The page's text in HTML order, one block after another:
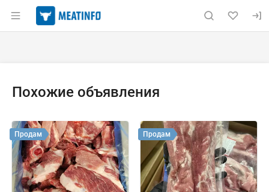
Раздел навигации по сайту meatinfo.ru
Похожие объявления
Продам Продам